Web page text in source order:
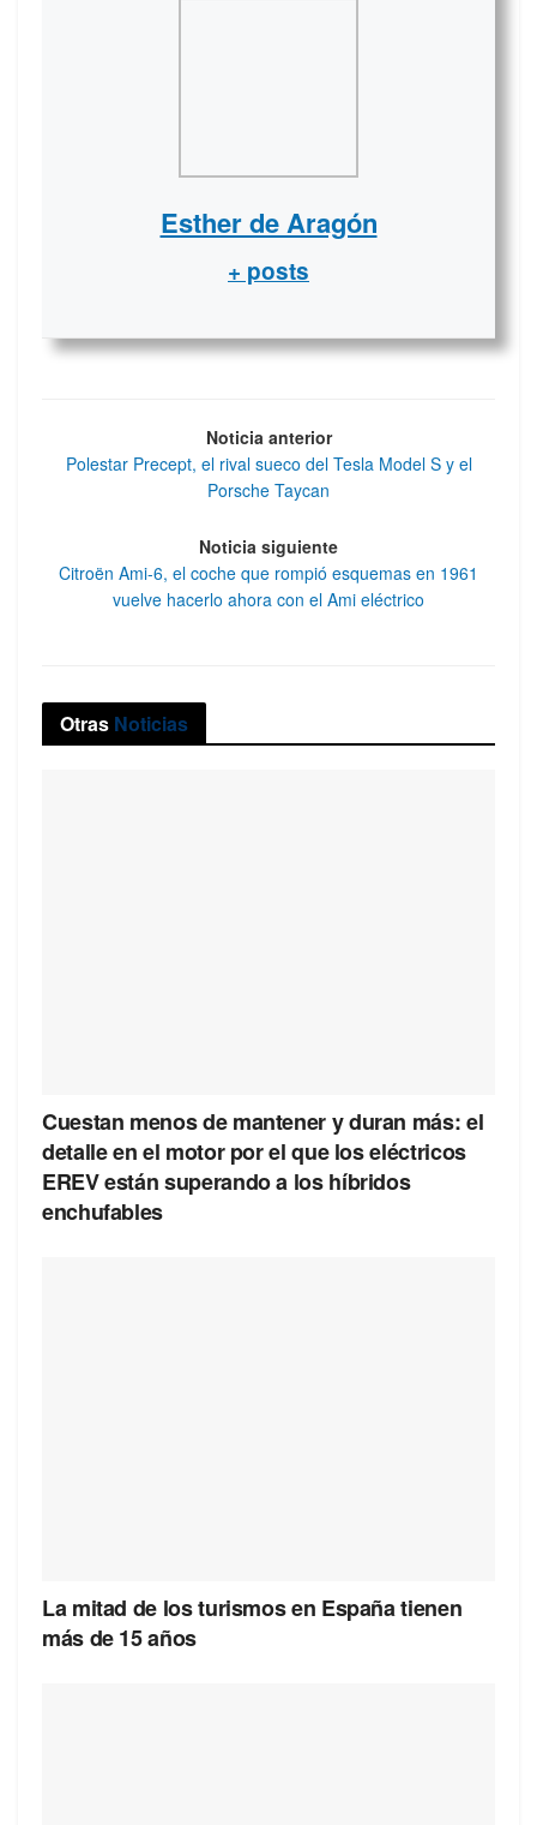
Esther de Aragón
+ posts
Noticia anterior
Polestar Precept, el rival sueco del Tesla Model S y el
Porsche Taycan
Noticia siguiente
Citroën Ami-6, el coche que rompió esquemas en 1961
vuelve hacerlo ahora con el Ami eléctrico
Otras Noticias
Cuestan menos de mantener y duran más: el
detalle en el motor por el que los eléctricos
EREV están superando a los híbridos
enchufables
La mitad de los turismos en España tienen
más de 15 años